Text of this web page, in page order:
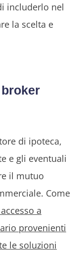
includerlo nel
la scelta e
di ipoteca,
e gli eventuali
il mutuo
Come
a
provenienti
le soluzioni